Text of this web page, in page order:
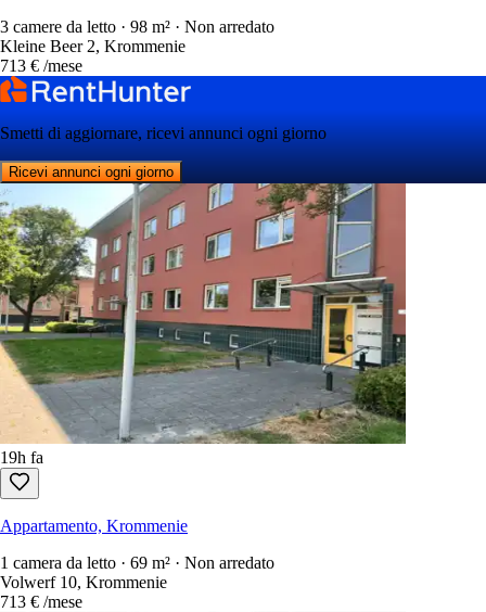
3 camere da letto · 98 m² · Non arredato
Kleine Beer 2, Krommenie
713 € /mese
Smetti di aggiornare, ricevi annunci ogni giorno
Ricevi annunci ogni giorno
19h fa
Appartamento, Krommenie
1 camera da letto · 69 m² · Non arredato
Volwerf 10, Krommenie
713 € /mese